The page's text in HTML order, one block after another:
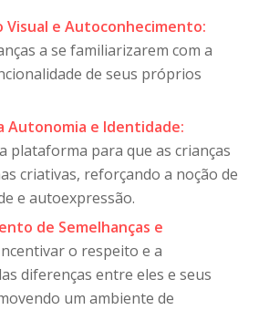
Visual e Autoconhecimento:
a se familiarizarem com a
de seus próprios
Autonomia e Identidade:
plataforma para que as crianças
criativas, reforçando a noção de
e autoexpressão.
de Semelhanças e
o respeito e a
diferenças entre eles e seus
um ambiente de